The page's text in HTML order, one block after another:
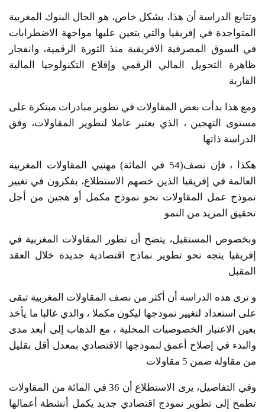
وتتابع الدراسة أن هذا، بشكل خاص، هو الحال البنوك المغربية
المتواجدة في إفريقيا والتي يتعين عليها مواجهة الاضطرابات
في السوق المصرفية الافريقية منذ الثورة الرقمية، وانفجار
ظاهرة التحويل المالي الرقمي وإقلاع التكنولوجيا المالية
القارية
ومع هذا بدأت بعض المقاولات في تطوير مبادرات مبتكرة على
مستوى التهجين ، الذي يعتبر عاملا لتطوير المقاولات، وفق
الدراسة ذاتها
هكذا ، فإن نصف(54 في المائة) مهنيي المقاولات المغربية
العالمة في إفريقيا الذين خصهم الاستطلاع، يفكرون في تغيير
نموذج عمل المقاولات نحو نموذج مكمل أو هجين من أجل
تحقيق المزيد من النمو
وبخصوص المستقبل، يتضح أن تطور المقاولات المغربية في
إفريقيا يتجه نحو تطوير نماذج اقتصادية جديدة خلال العقد
المقبل
و ترى هذه الدراسة أن أكثر من نصف المقاولات المغربية تبقى
على استعداد لتغيير نموذجها ليكون مكملا ، والذي غالبا ما يأخذ
بعين الاعتبار الخصوصيات المحلية ، مع الذهاب إلى أبعد مدى
والبدء في إصلاح أعمق لنموذجها الاقتصادي بمعدل أقل بقليل
من مقاولة ضمن 5 مقاولات
وفي التفاصيل، يرى الاستطلاع أن 36 في المائة من المقاولات
تطمح إلى تطوير نموذج اقتصادي جديد يكمل أنشطة أعمالها